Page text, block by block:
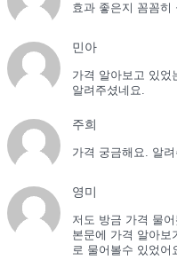
효과 좋은지 꼼꼼히
민아
가격 알아보고 있었
알려주셨네요.
주희
가격 궁금해요. 알려
영미
저도 방금 가격 물
본문에 가격 알아보
로 물어볼수 있었어